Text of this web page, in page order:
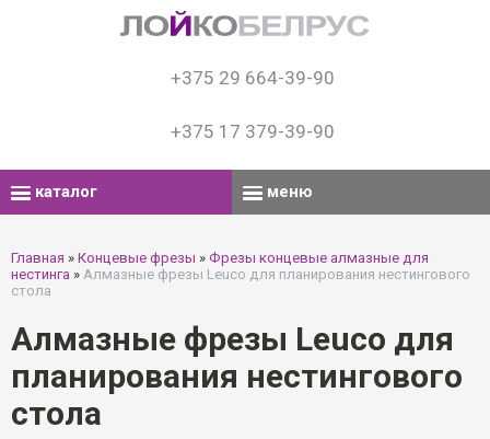
+375 29 664-39-90
+375 17 379-39-90
каталог меню
Главная » Концевые фрезы » Фрезы концевые алмазные для
нестинга » Алмазные фрезы Leuco для планирования нестингового
стола
Алмазные фрезы Leuco для
планирования нестингового
стола